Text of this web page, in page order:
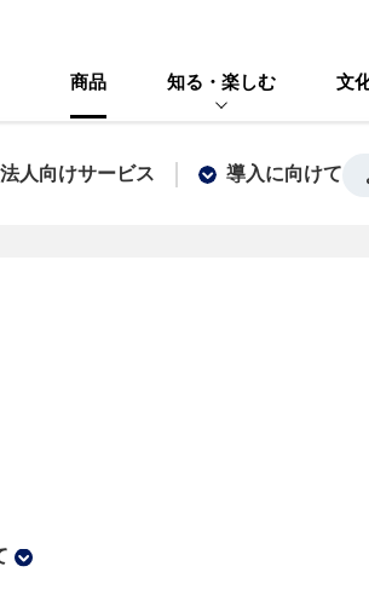
商品 知る・楽しむ 文
法人向けサービス 導入に向けて